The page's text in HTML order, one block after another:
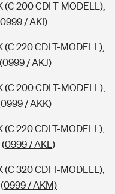
200 CDI T-MODELL),
/ AKI)
220 CDI T-MODELL),
(0999 / AKJ)
200 CDI T-MODELL),
/ AKK)
220 CDI T-MODELL),
(0999 / AKL)
320 CDI T-MODELL),
(0999 / AKM)